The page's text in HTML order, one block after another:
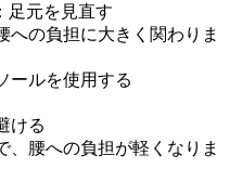
足元を見直す
への負担に大きく関わりま
ールを使用する
ける
、腰への負担が軽くなりま